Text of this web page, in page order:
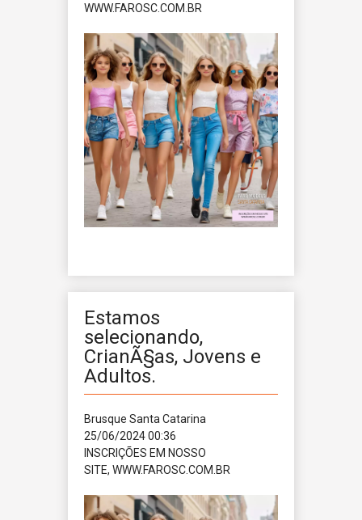
WWW.FAROSC.COM.BR
Estamos
selecionando,
CrianÃ§as, Jovens e
Adultos.
Brusque Santa Catarina
25/06/2024 00:36
INSCRIÇÕES EM NOSSO
SITE, WWW.FAROSC.COM.BR